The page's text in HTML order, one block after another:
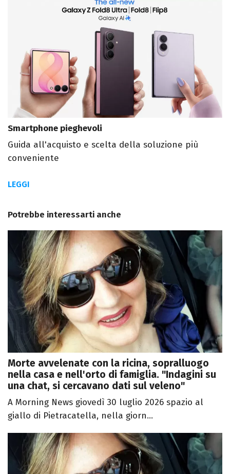
Smartphone pieghevoli
Guida all'acquisto e scelta della soluzione più
conveniente
LEGGI
Potrebbe interessarti anche
Morte avvelenate con la ricina, sopralluogo
nella casa e nell'orto di famiglia. "Indagini su
una chat, si cercavano dati sul veleno"
A Morning News giovedì 30 luglio 2026 spazio al
giallo di Pietracatella, nella giorn...